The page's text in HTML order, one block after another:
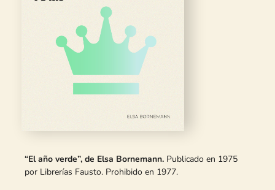
“El año verde”, de Elsa Bornemann. Publicado en 1975
por Librerías Fausto. Prohibido en 1977.